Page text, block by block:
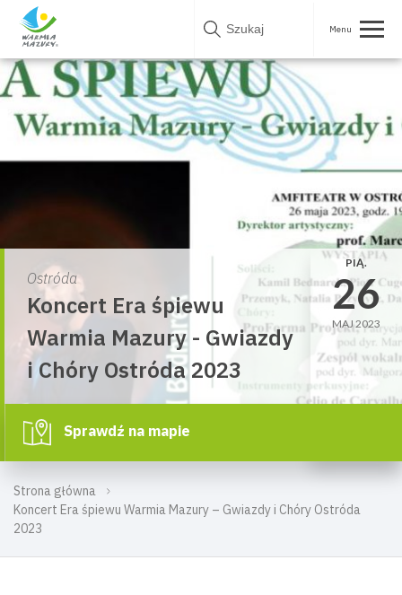
Skip
Strona główna
Koncert Era śpiewu Warmia Mazury – Gwiazdy i Chóry Ostróda
2023
Ostróda
Koncert Era śpiewu
Warmia Mazury - Gwiazdy
i Chóry Ostróda 2023
PIĄ.
26
MAJ 2023
Sprawdź na mapie